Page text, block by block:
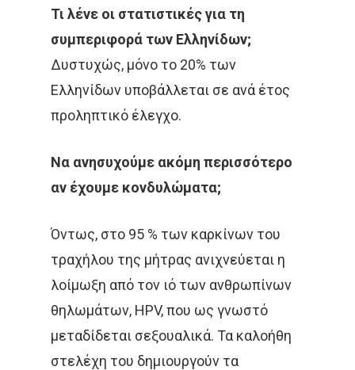
Τι λένε οι στατιστικές για τη
συμπεριφορά των Ελληνίδων;
Δυστυχώς, μόνο το 20% των
Ελληνίδων υποβάλλεται σε ανά έτος
προληπτικό έλεγχο.
Να ανησυχούμε ακόμη περισσότερο
αν έχουμε κονδυλώματα;
Όντως, στο 95 % των καρκίνων του
τραχήλου της μήτρας ανιχνεύεται η
λοίμωξη από τον ιό των ανθρωπίνων
θηλωμάτων, HPV, που ως γνωστό
μεταδίδεται σεξουαλικά. Τα καλοήθη
στελέχη του δημιουργούν τα
ΜΑΣΤΌΣ
ΟΓΚΟΛΟΓΊΑ
ΣΥΝΈΔΡΙΟ
ΑΚΤΙΝΟΘΕΡΑΠΕΊΑ
ΑΝΟΣΟΘΕΡΑΠΕΊΑ
ΑΞΟΝΙΚΉ ΤΟΜΟΓΡΑΦΊΑ